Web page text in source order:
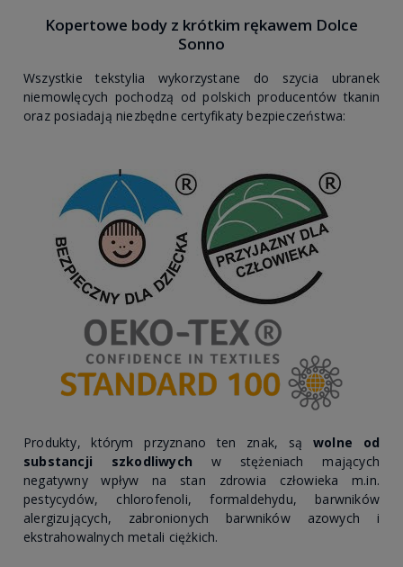
Kopertowe body z krótkim rękawem Dolce
Sonno
Wszystkie tekstylia wykorzystane do szycia ubranek
niemowlęcych pochodzą od polskich producentów tkanin
oraz posiadają niezbędne certyfikaty bezpieczeństwa:
Produkty, którym przyznano ten znak, są wolne od
substancji szkodliwych w stężeniach mających
negatywny wpływ na stan zdrowia człowieka m.in.
pestycydów, chlorofenoli, formaldehydu, barwników
alergizujących, zabronionych barwników azowych i
ekstrahowalnych metali ciężkich.